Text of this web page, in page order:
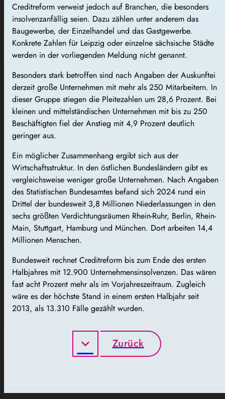
Creditreform verweist jedoch auf Branchen, die besonders
insolvenzanfällig seien. Dazu zählen unter anderem das
Baugewerbe, der Einzelhandel und das Gastgewerbe.
Konkrete Zahlen für Leipzig oder einzelne sächsische Städte
werden in der vorliegenden Meldung nicht genannt.
Besonders stark betroffen sind nach Angaben der Auskunftei
derzeit große Unternehmen mit mehr als 250 Mitarbeitern. In
dieser Gruppe stiegen die Pleitezahlen um 28,6 Prozent. Bei
kleinen und mittelständischen Unternehmen mit bis zu 250
Beschäftigten fiel der Anstieg mit 4,9 Prozent deutlich
geringer aus.
Ein möglicher Zusammenhang ergibt sich aus der
Wirtschaftsstruktur. In den östlichen Bundesländern gibt es
vergleichsweise weniger große Unternehmen. Nach Angaben
des Statistischen Bundesamtes befand sich 2024 rund ein
Drittel der bundesweit 3,8 Millionen Niederlassungen in den
sechs größten Verdichtungsräumen Rhein-Ruhr, Berlin, Rhein-
Main, Stuttgart, Hamburg und München. Dort arbeiten 14,4
Millionen Menschen.
Bundesweit rechnet Creditreform bis zum Ende des ersten
Halbjahres mit 12.900 Unternehmensinsolvenzen. Das wären
fast acht Prozent mehr als im Vorjahreszeitraum. Zugleich
wäre es der höchste Stand in einem ersten Halbjahr seit
2013, als 13.310 Fälle gezählt wurden.
Zurück